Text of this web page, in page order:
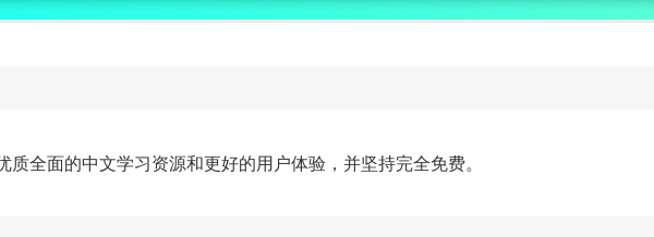
全面的中文学习资源和更好的用户体验，并坚持完全免费。